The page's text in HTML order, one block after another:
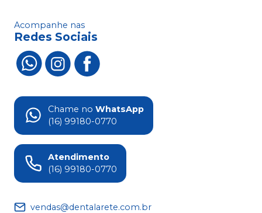
Acompanhe nas
Redes Sociais
Chame no WhatsApp
(16) 99180-0770
Atendimento
(16) 99180-0770
vendas@dentalarete.com.br